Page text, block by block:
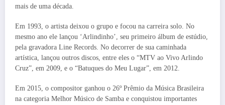
mais de uma década.
Em 1993, o artista deixou o grupo e focou na carreira solo. No
mesmo ano ele lançou ‘Arlindinho’, seu primeiro álbum de estúdio,
pela gravadora Line Records. No decorrer de sua caminhada
artística, lançou outros discos, entre eles o “MTV ao Vivo Arlindo
Cruz”, em 2009, e o “Batuques do Meu Lugar”, em 2012.
Em 2015, o compositor ganhou o 26º Prêmio da Música Brasileira
na categoria Melhor Músico de Samba e conquistou importantes